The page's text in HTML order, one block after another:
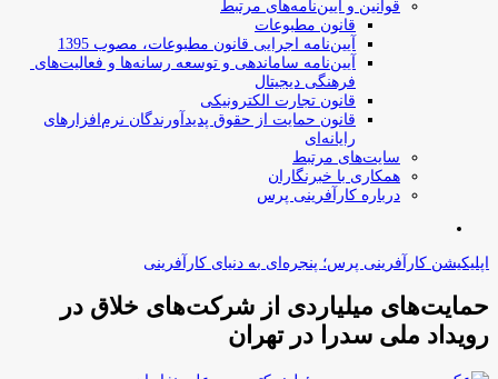
قوانین و آیین‌نامه‌های مرتبط
‌قانون مطبوعات
آیین‌نامه اجرایی قانون مطبوعات، مصوب 1395
آیین‌نامه سامان­دهی و توسعه رسانه­‌ها و فعالیت‌­های
فرهنگی دیجیتال
قانون تجارت الکترونیکی
قانون حمایت از حقوق پدیدآورندگان نرم‌افزارهای
رایانه‌ای
سایت‌های مرتبط
همکاری با خبرنگاران
درباره کارآفرینی پرس
اپلیکیشن کارآفرینی پرس؛ پنجره‌ای به دنیای کارآفرینی
حمایت‌های میلیاردی از شرکت‌های خلاق در
رویداد ملی سدرا در تهران